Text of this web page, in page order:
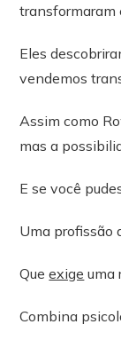
transformaram
Eles
vendemos
Assim como
mas a
E se você
Uma profissão
Queexige uma
Combina